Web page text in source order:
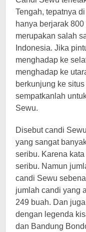
Tengah, tepatnya
hanya berjarak
merupakan salah
Indonesia. Jika
menghadap ke
menghadap ke
berkunjung ke
sempatkanlah
Sewu.
Disebut candi
yang sangat
seribu. Karena kata
seribu. Namun
candi Sewu
jumlah candi yang
249 buah. Dan
dengan legenda
dan Bandung